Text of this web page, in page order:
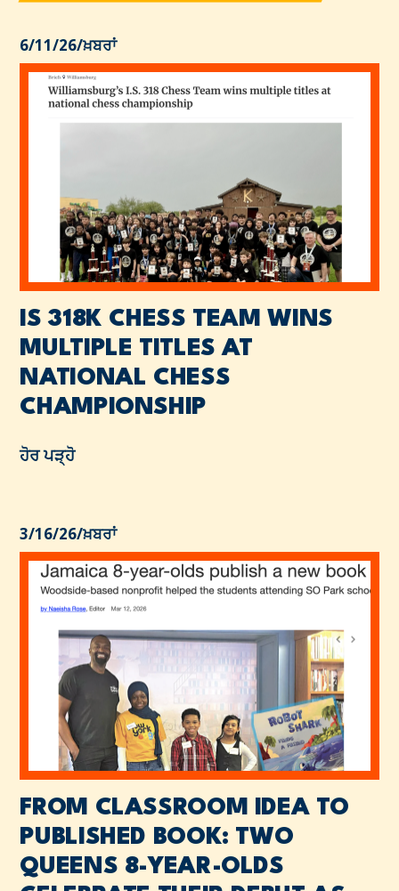
6/11/26/ਖ਼ਬਰਾਂ
IS 318K CHESS TEAM WINS
MULTIPLE TITLES AT
NATIONAL CHESS
CHAMPIONSHIP
ਹੋਰ ਪੜ੍ਹੋ
3/16/26/ਖ਼ਬਰਾਂ
FROM CLASSROOM IDEA TO
PUBLISHED BOOK: TWO
QUEENS 8-YEAR-OLDS